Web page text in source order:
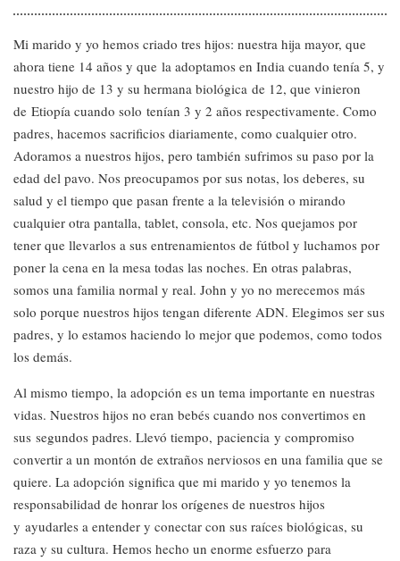
Mi marido y yo hemos criado tres hijos: nuestra hija mayor, que
ahora tiene 14 años y que la adoptamos en India cuando tenía 5, y
nuestro hijo de 13 y su hermana biológica de 12, que vinieron
de Etiopía cuando solo tenían 3 y 2 años respectivamente. Como
padres, hacemos sacrificios diariamente, como cualquier otro.
Adoramos a nuestros hijos, pero también sufrimos su paso por la
edad del pavo. Nos preocupamos por sus notas, los deberes, su
salud y el tiempo que pasan frente a la televisión o mirando
cualquier otra pantalla, tablet, consola, etc. Nos quejamos por
tener que llevarlos a sus entrenamientos de fútbol y luchamos por
poner la cena en la mesa todas las noches. En otras palabras,
somos una familia normal y real. John y yo no merecemos más
solo porque nuestros hijos tengan diferente ADN. Elegimos ser sus
padres, y lo estamos haciendo lo mejor que podemos, como todos
los demás.
Al mismo tiempo, la adopción es un tema importante en nuestras
vidas. Nuestros hijos no eran bebés cuando nos convertimos en
sus segundos padres. Llevó tiempo, paciencia y compromiso
convertir a un montón de extraños nerviosos en una familia que se
quiere. La adopción significa que mi marido y yo tenemos la
responsabilidad de honrar los orígenes de nuestros hijos
y ayudarles a entender y conectar con sus raíces biológicas, su
raza y su cultura. Hemos hecho un enorme esfuerzo para